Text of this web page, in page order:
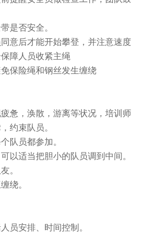
是否安全。
意后才能开始攀登，并注意速度
障人员收紧主绳
保险绳和钢丝发生缠绕
惫，涣散，游离等状况，培训师
约束队员。
队员都参加。
以适当把胆小的队员调到中间。
。
绕。
员安排、时间控制。